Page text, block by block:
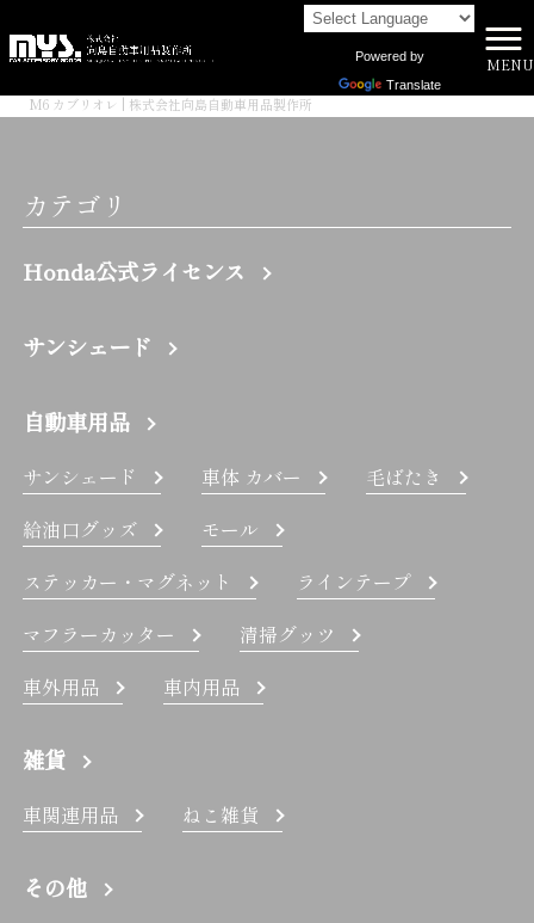
Powered by
Translate
MENU
M6 カブリオレ | 株式会社向島自動車用品製作所
カテゴリ
Honda公式ライセンス
サンシェード
自動車用品
サンシェード 車体 カバー
毛ばたき
給油口グッズ
モール
ステッカー・マグネット
ラインテープ
マフラーカッター
清掃グッツ
車外用品
車内用品
雑貨
車関連用品 ねこ雑貨
その他